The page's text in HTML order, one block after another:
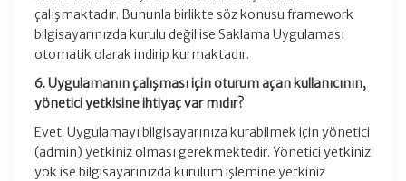
çalışmaktadır. Bununla birlikte söz konusu framework
bilgisayarınızda kurulu değil ise Saklama Uygulaması
otomatik olarak indirip kurmaktadır.
6. Uygulamanın çalışması için oturum açan kullanıcının,
yönetici yetkisine ihtiyaç var mıdır?
Evet. Uygulamayı bilgisayarınıza kurabilmek için yönetici
(admin) yetkiniz olması gerekmektedir. Yönetici yetkiniz
yok ise bilgisayarınızda kurulum işlemine yetkiniz